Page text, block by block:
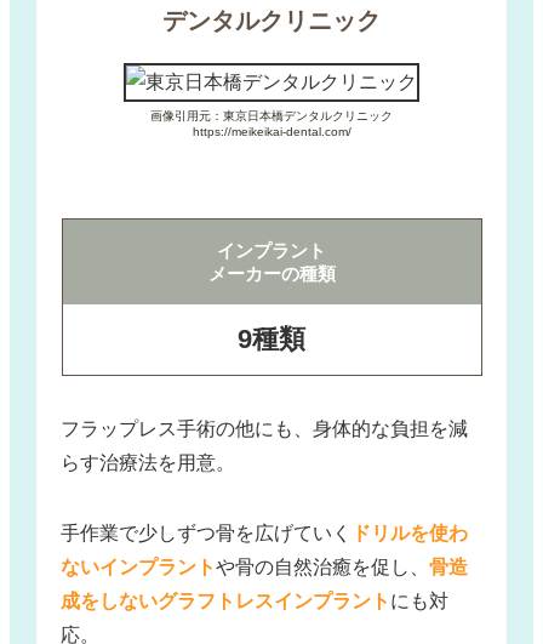
デンタルクリニック
画像引用元：東京日本橋デンタルクリニック
https://meikeikai-dental.com/
インプラント
メーカーの種類
9種類
フラップレス手術の他にも、身体的な負担を減
らす治療法を用意。
手作業で少しずつ骨を広げていく
ドリルを使わ
ないインプラントや骨の自然治癒を促し、骨造
成をしないグラフトレスインプラント にも対
応。